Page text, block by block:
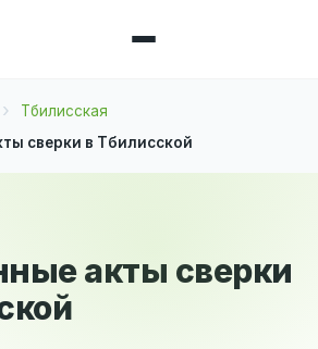
Тбилисская
сверки в Тбилисской
акты сверки